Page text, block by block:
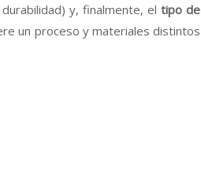
y, finalmente, eltipo de
un proceso y materiales distintos